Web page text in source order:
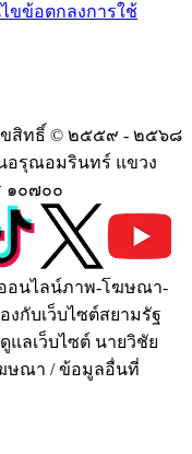
ไขข้อตกลงการใช้
ขสิทธิ์ © ๒๕๕๙ - ๒๕๖๘
อรุณอมรินทร์ แขวง
๑๐๗๐๐
อนไลน์ภาพ-โฆษณา-
กับเว็บไซต์สยามรัฐ
แลเว็บไซต์ นายวิชัย
ษณา / ข้อมูลอื่นที่